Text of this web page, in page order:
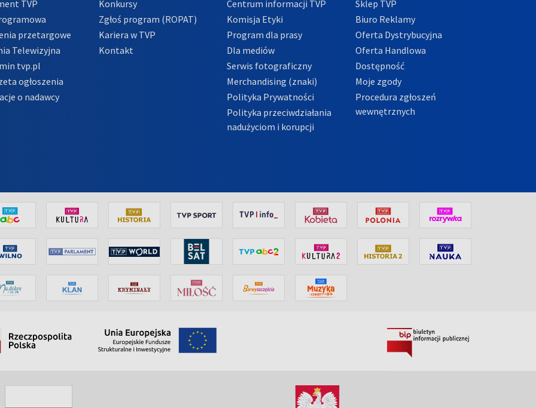
TVP
przetargowe
Telewizyjna
tvp.pl
ogłoszenia
o nadawcy
Konkursy
Zgłoś program (ROPAT)
Kariera w TVP
Kontakt
Centrum informacji TVP
Komisja Etyki
Program dla prasy
Dla mediów
Serwis fotograficzny
Merchandising (znaki)
Polityka Prywatności
Polityka przeciwdziałania
nadużyciom i korupcji
Sklep TVP
Biuro Reklamy
Oferta Dystrybucyjna
Oferta Handlowa
Dostępność
Moje zgody
Procedura zgłoszeń
wewnętrznych